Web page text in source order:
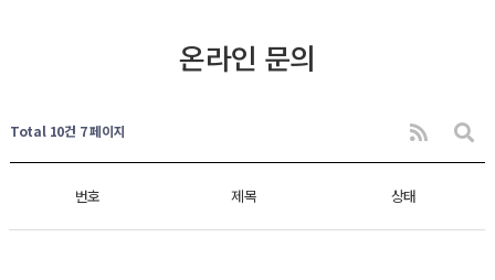
온라인 문의
Total 10건 7 페이지
번호 제목 상태